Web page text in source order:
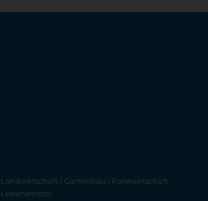
Landwirtschaft / Gartenbau / Forstwirtschaft
Lebensmittel